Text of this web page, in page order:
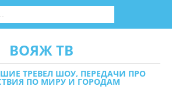
ВОЯЖ ТВ
ТРЕВЕЛ ШОУ, ПЕРЕДАЧИ ПРО
ПО МИРУ И ГОРОДАМ